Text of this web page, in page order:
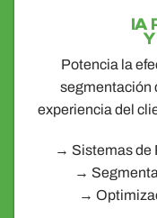
IA
Potencia la
segmentación
experiencia del
→ Sistemas de
→
→